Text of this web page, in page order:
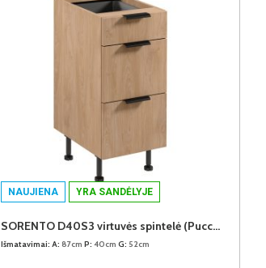
NAUJIENA YRA SANDĖLYJE
SORENTO D40S3 virtuvės spintelė (Puccini/Puccini)
Išmatavimai: A: 87cm P: 40cm G: 52cm